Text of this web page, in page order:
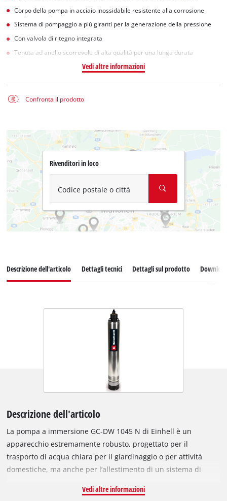
Corpo della pompa in acciaio inossidabile resistente alla corrosione
Sistema di pompaggio a più giranti per la generazione della pressione
Con valvola di ritegno integrata
Tenuta ad anello scorrevole di alta qualità per una lunga durata
Vedi altre informazioni
Confronta il prodotto
Rivenditori in loco
Codice postale o città
Descrizione dell'articolo Dettagli tecnici Dettagli sul prodotto
Descrizione dell'articolo
La pompa a immersione GC-DW 1045 N di Einhell è un
apparecchio estremamente robusto, progettato per il
trasporto di acqua chiara per il giardinaggio o per attività
domestiche, ma anche per l’allestimento di un sistema di
dimensioni contenute di questa pompa la rendono
Vedi altre informazioni